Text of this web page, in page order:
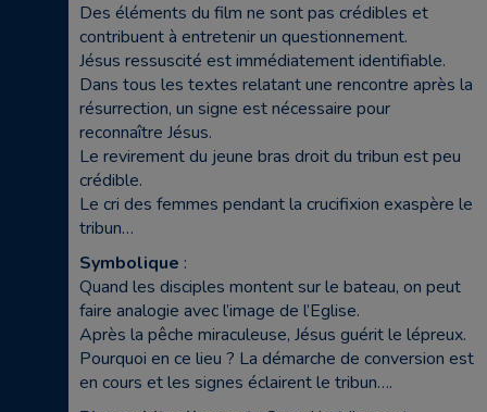
Des éléments du film ne sont pas crédibles et
contribuent à entretenir un questionnement.
Jésus ressuscité est immédiatement identifiable.
Dans tous les textes relatant une rencontre après la
résurrection, un signe est nécessaire pour
reconnaître Jésus.
Le revirement du jeune bras droit du tribun est peu
crédible.
Le cri des femmes pendant la crucifixion exaspère le
tribun…
Symbolique :
Quand les disciples montent sur le bateau, on peut
faire analogie avec l’image de l’Eglise.
Après la pêche miraculeuse, Jésus guérit le lépreux.
Pourquoi en ce lieu ? La démarche de conversion est
en cours et les signes éclairent le tribun….